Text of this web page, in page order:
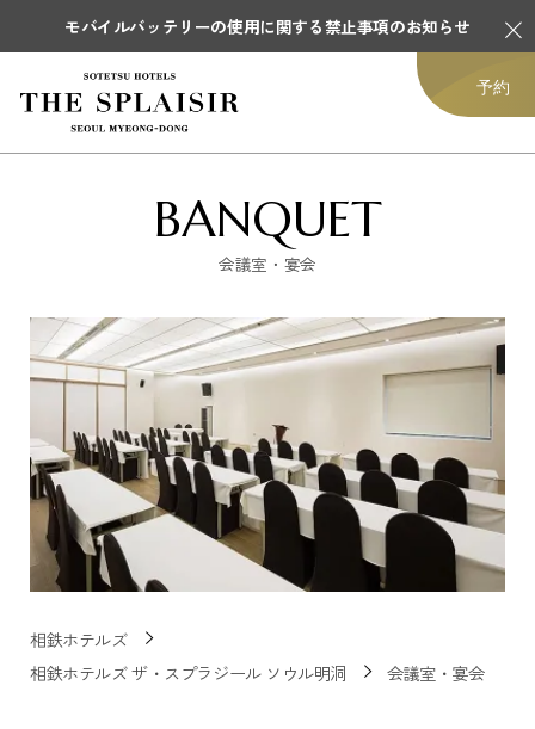
モバイルバッテリーの使用に関する禁止事項のお知らせ
予約
BANQUET
会議室・宴会
相鉄ホテルズ
相鉄ホテルズ ザ・スプラジール ソウル明洞
会議室・宴会